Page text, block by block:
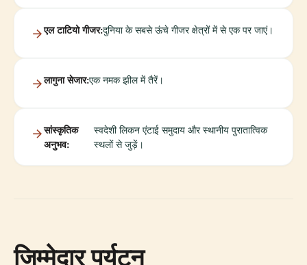
एल टाटियो गीजर:दुनिया के सबसे ऊंचे गीजर क्षेत्रों में से एक पर जाएं।
लागुना सेजार:एक नमक झील में तैरें।
सांस्कृतिक
अनुभव:
स्वदेशी लिकन एंटाई समुदाय और स्थानीय पुरातात्विक
स्थलों से जुड़ें।
जिम्मेदार पर्यटन